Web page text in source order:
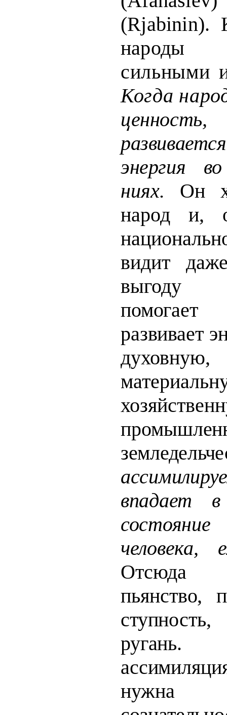
(Rjabinin).
народы
сильными
Когда
энергия
ниях. Он
народ и,
националь­
видит
выгоду
развивает
духов­
промыш­
впадает
Отсюда
пьянство,
ругань.
нужна